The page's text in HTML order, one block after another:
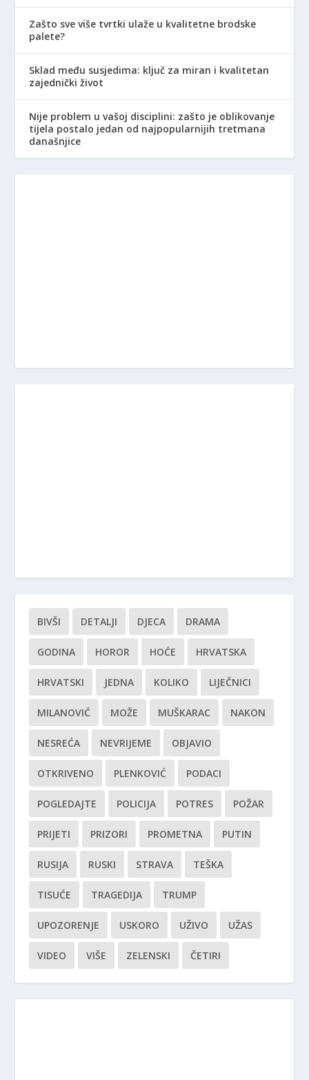
Zašto sve više tvrtki ulaže u kvalitetne brodske
palete?
Sklad među susjedima: ključ za miran i kvalitetan
zajednički život
Nije problem u vašoj disciplini: zašto je oblikovanje
tijela postalo jedan od najpopularnijih tretmana
današnjice
BIVŠI DETALJI DJECA DRAMA
GODINA HOROR HOĆE HRVATSKA
HRVATSKI JEDNA KOLIKO LIJEČNICI
MILANOVIĆ MOŽE MUŠKARAC NAKON
NESREĆA NEVRIJEME OBJAVIO
OTKRIVENO PLENKOVIĆ PODACI
POGLEDAJTE POLICIJA POTRES POŽAR
PRIJETI PRIZORI PROMETNA PUTIN
RUSIJA RUSKI STRAVA TEŠKA
TISUĆE TRAGEDIJA TRUMP
UPOZORENJE USKORO UŽIVO UŽAS
VIDEO VIŠE ZELENSKI ČETIRI